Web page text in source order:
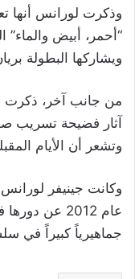
وذكرت لورانس أنها
“أحمر، أبيض والماء”
ويشاركها البطولة
من جانب آخر، ذكرت
آثار فضيحة تسريب
وتشعر أن الأيام
وكانت جينيفر
عام 2012 عن
جماهيرياً كبيراً في